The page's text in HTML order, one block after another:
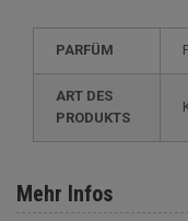
PARFÜM
ART DES
PRODUKTS
Mehr Infos